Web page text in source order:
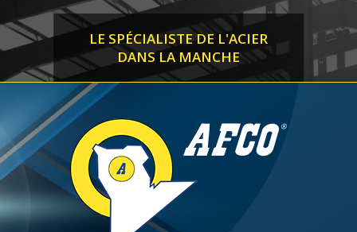
LE SPÉCIALISTE DE L'ACIER
DANS LA MANCHE